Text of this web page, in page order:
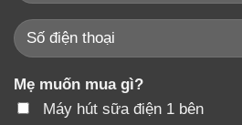
Mẹ muốn mua gì?
Máy hút sữa điện 1 bên